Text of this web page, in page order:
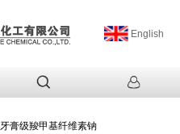
English
牙膏级羧甲基纤维素钠